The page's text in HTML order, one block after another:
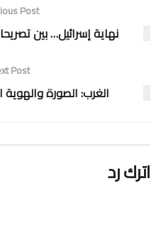
Post
نهاية إسرائيل… بين
Post
الغرب: الصورة والهوية
اترك رد